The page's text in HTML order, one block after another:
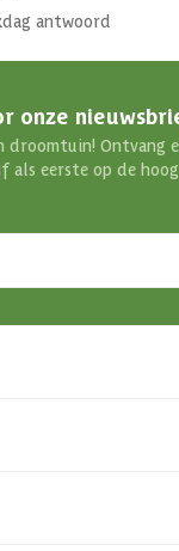
antwoord
onze
droomtuin! Ontvang
als eerste op de